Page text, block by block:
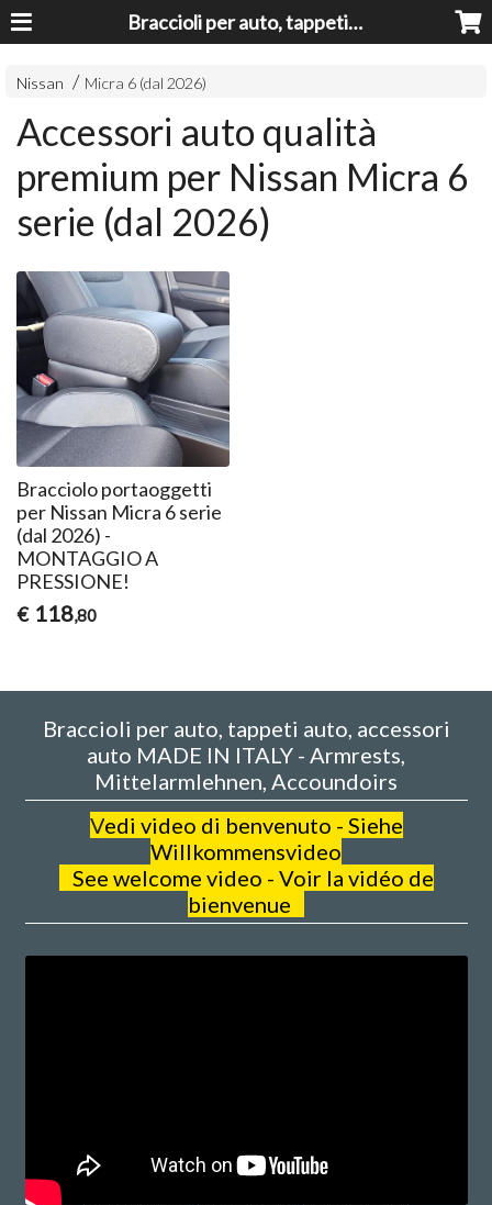
Braccioli per auto, tappeti auto, accessori auto MADE IN ITALY - Armrests, Mittelarmlehnen, Accoundoirs
Nissan Micra 6 (dal 2026)
Accessori auto qualità
premium per Nissan Micra 6
serie (dal 2026)
Bracciolo portaoggetti
per Nissan Micra 6 serie
(dal 2026) -
MONTAGGIO A
PRESSIONE!
€ 118,80
Braccioli per auto, tappeti auto, accessori
auto MADE IN ITALY - Armrests,
Mittelarmlehnen, Accoundoirs
Vedi video di benvenuto - Siehe
Willkommensvideo
See welcome video - Voir la vidéo de
bienvenue